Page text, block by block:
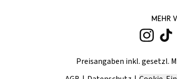
MEHR
Preisangaben inkl. gesetzl.